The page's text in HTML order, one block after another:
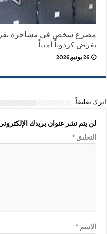
مصرع شخص في مشاجرة
يفرض كردوناً أمنياً
26 يونيو,2026
اترك تعليقاً
لن يتم نشر عنوان بريدك
التعليق*
الاسم*